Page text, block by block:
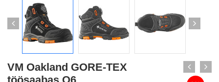
VM Oakland GORE-TEX